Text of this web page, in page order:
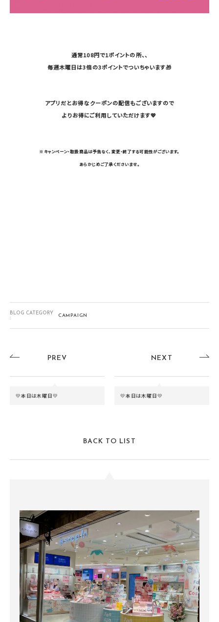
通常108円で1ポイントの所、、
毎週木曜日は3倍の3ポイントでついちゃいます🎁
アプリだとお得なクーポンの配信もございますので
よりお得にご利用していただけます💖
※キャンペーン・取扱商品は予告なく、変更・終了する可能性がございます。
あらかじめご了承くださいませ。
BLOG CATEGORY
:
CAMPAIGN
PREV
💛本日は木曜日💛
NEXT
💛本日は木曜日💛
BACK TO LIST